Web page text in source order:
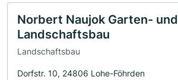
Norbert Naujok Garten- und
Landschaftsbau
Landschaftsbau
Dorfstr. 10, 24806 Lohe-Föhrden